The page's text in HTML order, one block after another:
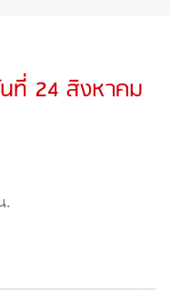
นที่ 24 สิงหาคม
.